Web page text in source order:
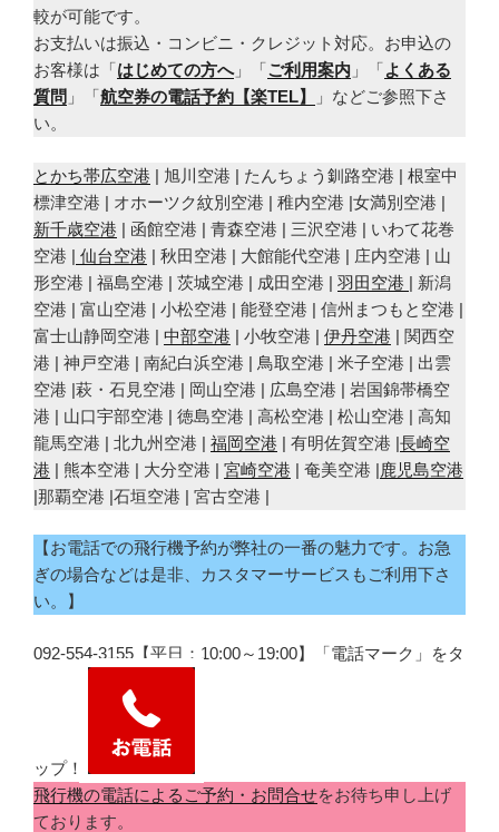
較が可能です。
お支払いは振込・コンビニ・クレジット対応。お申込の
お客様は「はじめての方へ」「ご利用案内 」「よくある
質問 」「航空券の電話予約【楽TEL】
」などご参照下さ
い。
とかち帯広空港 | 旭川空港 | たんちょう釧路空港 | 根室中
標津空港 | オホーツク紋別空港 | 稚内空港 |女満別空港 |
新千歳空港 | 函館空港 | 青森空港 | 三沢空港 | いわて花巻
空港 | 仙台空港 | 秋田空港 | 大館能代空港 | 庄内空港 | 山
形空港 | 福島空港 | 茨城空港 | 成田空港 | 羽田空港 | 新潟
空港 | 富山空港 | 小松空港 | 能登空港 | 信州まつもと空港 |
富士山静岡空港 | 中部空港 | 小牧空港 | 伊丹空港 | 関西空
港 | 神戸空港 | 南紀白浜空港 | 鳥取空港 | 米子空港 | 出雲
空港 |萩・石見空港 | 岡山空港 | 広島空港 | 岩国錦帯橋空
港 | 山口宇部空港 | 徳島空港 | 高松空港 | 松山空港 | 高知
龍馬空港 | 北九州空港 | 福岡空港 | 有明佐賀空港 |長崎空
港 | 熊本空港 | 大分空港 | 宮崎空港 | 奄美空港 |鹿児島空港
|那覇空港 |石垣空港 | 宮古空港 |
【お電話での飛行機予約が弊社の一番の魅力です。お急
ぎの場合などは是非、カスタマーサービスもご利用下さ
い。】
092-554-3155【平日：10:00～19:00】「電話マーク」をタ
ップ！
飛行機の電話によるご予約・お問合せをお待ち申し上げ
ております。